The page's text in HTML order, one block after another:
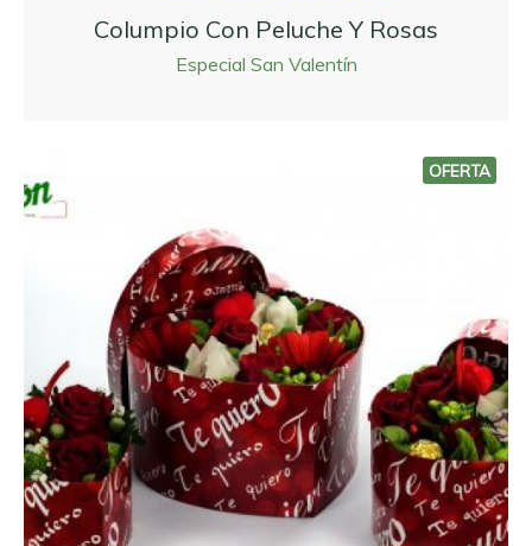
Columpio Con Peluche Y Rosas
Especial San Valentín
OFERTA